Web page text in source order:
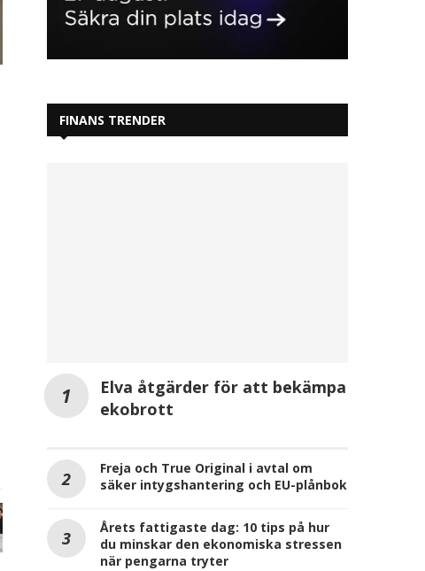
FINANS TRENDER
Elva åtgärder för att bekämpa
ekobrott
Freja och True Original i avtal om
säker intygshantering och EU-plånbok
Årets fattigaste dag: 10 tips på hur
du minskar den ekonomiska stressen
när pengarna tryter